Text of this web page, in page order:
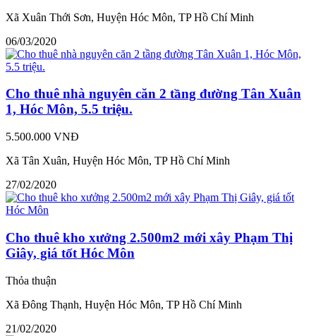
Xã Xuân Thới Sơn, Huyện Hóc Môn, TP Hồ Chí Minh
06/03/2020
Cho thuê nhà nguyên căn 2 tầng đường Tân Xuân
1, Hóc Môn, 5.5 triệu.
5.500.000 VNĐ
Xã Tân Xuân, Huyện Hóc Môn, TP Hồ Chí Minh
27/02/2020
Cho thuê kho xưởng 2.500m2 mới xây Phạm Thị
Giây, giá tốt Hóc Môn
Thỏa thuận
Xã Đông Thạnh, Huyện Hóc Môn, TP Hồ Chí Minh
21/02/2020